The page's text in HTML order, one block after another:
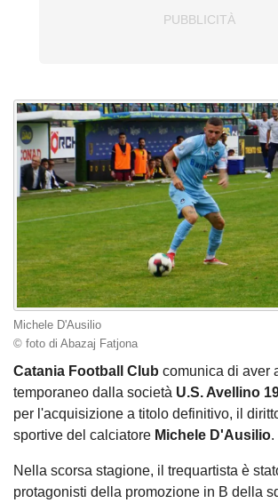
Michele D'Ausilio
© foto di Abazaj Fatjona
Catania Football Club comunica di aver
temporaneo dalla società U.S. Avellino
per l'acquisizione a titolo definitivo, il
sportive del calciatore Michele D'Ausilio.
Nella scorsa stagione, il trequartista è
protagonisti della promozione in B della